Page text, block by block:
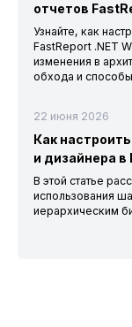
отчетов
Узнайте, как
FastReport .NET
изменения в
обхода и
22 июня 2026
Как
и дизайнера в
В этой статье
использования
иерархическим